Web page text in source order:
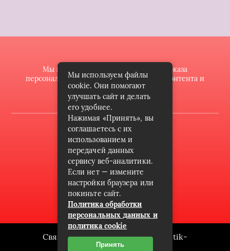
Мы используем файлы cookie для показа
персонализированной рекламы и/или контента и
анализа нашего трафика.
2022 © butik-doll.ru
Карта сайта
Контакты
Пользовательское соглашение
Архив
Связаться с редакцией сайта: butik-
doll.ru@mailwebsite.ru
Мы используем файлы
cookie. Они помогают
улучшать сайт и делать
его удобнее.
Нажимая «Принять», вы
соглашаетесь с их
использованием и
передачей данных
сервису веб-аналитики.
Если нет — измените
настройки браузера или
покиньте сайт.
Политика обработки
персональных данных и
политика cookie
Принять